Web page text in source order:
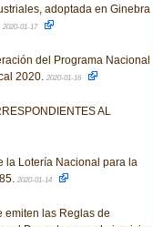
adoptada en Ginebra
2020-01-17
del Programa Nacional
2020. 2020-01-16
AL
la Lotería Nacional para la
2020-01-14
emiten las Reglas de